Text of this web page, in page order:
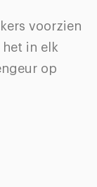
voorzien
in elk
op